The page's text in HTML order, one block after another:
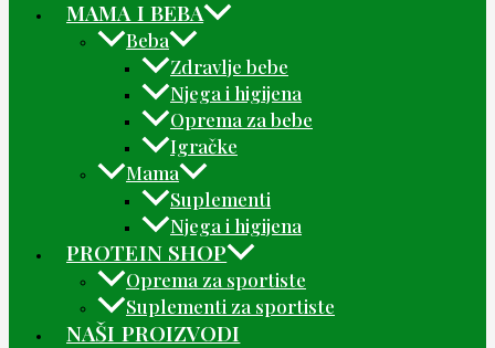
MAMA I BEBA
Beba
Zdravlje bebe
Njega i higijena
Oprema za bebe
Igračke
Mama
Suplementi
Njega i higijena
PROTEIN SHOP
Oprema za sportiste
Suplementi za sportiste
NAŠI PROIZVODI